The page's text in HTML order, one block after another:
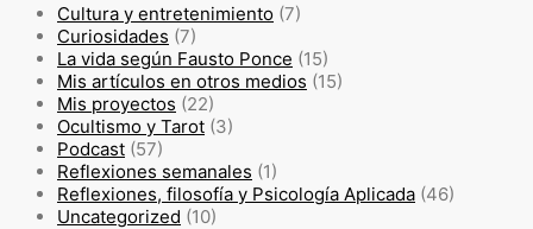
Cultura y entretenimiento (7)
Curiosidades (7)
La vida según Fausto Ponce (15)
Mis artículos en otros medios (15)
Mis proyectos (22)
Ocultismo y Tarot (3)
Podcast (57)
Reflexiones semanales (1)
Reflexiones, filosofía y Psicología Aplicada (46)
Uncategorized (10)